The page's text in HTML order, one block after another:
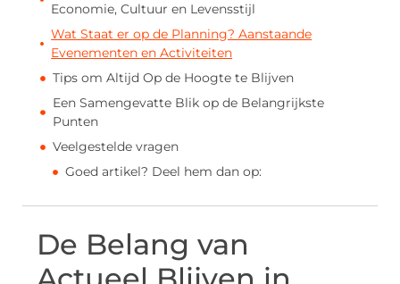
Economie, Cultuur en Levensstijl
Wat Staat er op de Planning? Aanstaande
Evenementen en Activiteiten
Tips om Altijd Op de Hoogte te Blijven
Een Samengevatte Blik op de Belangrijkste
Punten
Veelgestelde vragen
Goed artikel? Deel hem dan op:
De Belang van